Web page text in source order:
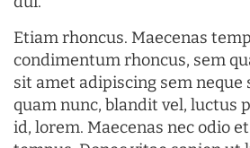
Etiam rhoncus. Maecenas
condimentum rhoncus, sem
sit amet adipiscing sem neque
quam nunc, blandit vel, luctus
id, lorem. Maecenas nec odio